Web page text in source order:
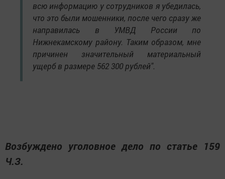
всю информацию у сотрудников я убедилась,
что это были мошенники, после чего сразу же
направилась в УМВД России по
Нижнекамскому району. Таким образом, мне
причинен значительный материальный
ущерб в размере 562 300 рублей".
Возбуждено уголовное дело по статье 159
Ч.З.